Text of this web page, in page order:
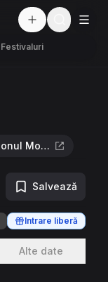
Festivaluri
Opera Comică pentru Copii, Salonul Mozart · Calea Giulești 16, București 060276
Salvează
Intrare liberă
Alte date